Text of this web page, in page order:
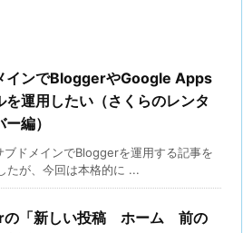
インでBloggerやGoogle Apps
を運用したい（さくらのレンタ
編）
ブドメインでBloggerを運用する記事を
たが、今回は本格的に ...
の「新しい投稿 ホーム 前の